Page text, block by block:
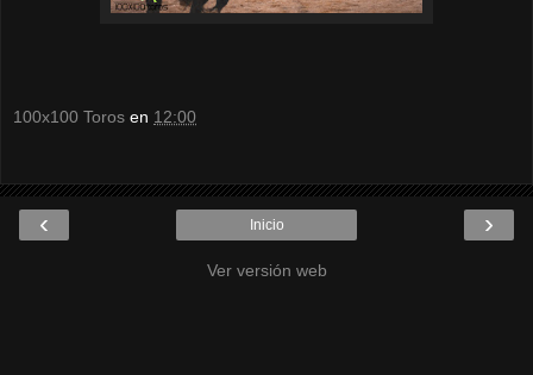
100x100 Toros en 12:00
‹ ›
Inicio
Ver versión web